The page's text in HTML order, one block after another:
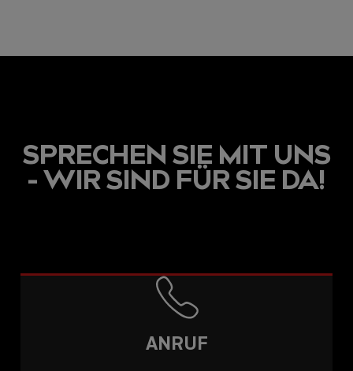
USB-C ÜBER LANGE
DISTANZEN: AKTIVE
USB-C-KABEL FÜR
STABILE 10 GBIT/S BIS
SPRECHEN SIE MIT UNS
- WIR SIND FÜR SIE DA!
ANRUF